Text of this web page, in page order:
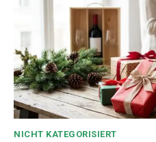
NICHT KATEGORISIERT